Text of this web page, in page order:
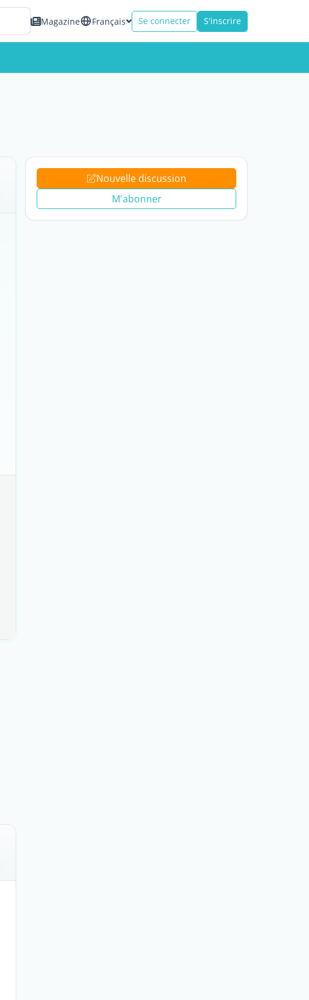
Magazine Français Se connecter S'inscrire
Nouvelle discussion
M'abonner